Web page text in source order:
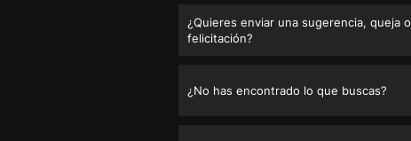
¿Quieres enviar una sugerencia, queja o
felicitación?
¿No has encontrado lo que buscas?